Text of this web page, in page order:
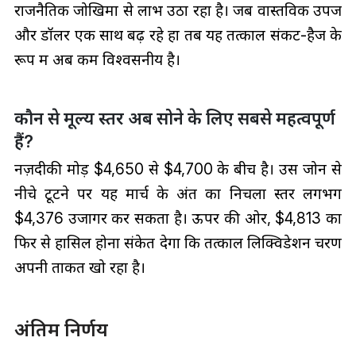
राजनैतिक जोखिमों से लाभ उठा रहा है। जब वास्तविक उपज
और डॉलर एक साथ बढ़ रहे हों तब यह तत्काल संकट-हैज के
रूप में अब कम विश्वसनीय है।
कौन से मूल्य स्तर अब सोने के लिए सबसे महत्वपूर्ण
हैं?
नज़दीकी मोड़ $4,650 से $4,700 के बीच है। उस जोन से
नीचे टूटने पर यह मार्च के अंत का निचला स्तर लगभग
$4,376 उजागर कर सकता है। ऊपर की ओर, $4,813 का
फिर से हासिल होना संकेत देगा कि तत्काल लिक्विडेशन चरण
अपनी ताकत खो रहा है।
अंतिम निर्णय